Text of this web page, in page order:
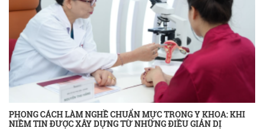
PHONG CÁCH LÀM NGHỀ CHUẨN MỰC TRONG Y KHOA: KHI
NIỀM TIN ĐƯỢC XÂY DỰNG TỪ NHỮNG ĐIỀU GIẢN DỊ